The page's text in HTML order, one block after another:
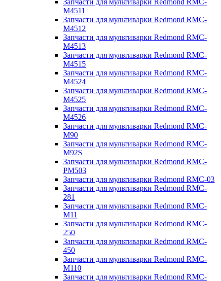
Запчасти для мультиварки Redmond RMC-
M4511
Запчасти для мультиварки Redmond RMC-
M4512
Запчасти для мультиварки Redmond RMC-
M4513
Запчасти для мультиварки Redmond RMC-
M4515
Запчасти для мультиварки Redmond RMC-
M4524
Запчасти для мультиварки Redmond RMC-
M4525
Запчасти для мультиварки Redmond RMC-
M4526
Запчасти для мультиварки Redmond RMC-
M90
Запчасти для мультиварки Redmond RMC-
M92S
Запчасти для мультиварки Redmond RMC-
PM503
Запчасти для мультиварки Redmond RMC-03
Запчасти для мультиварки Redmond RMC-
281
Запчасти для мультиварки Redmond RMC-
M11
Запчасти для мультиварки Redmond RMC-
250
Запчасти для мультиварки Redmond RMC-
450
Запчасти для мультиварки Redmond RMC-
M110
Запчасти для мультиварки Redmond RMC-